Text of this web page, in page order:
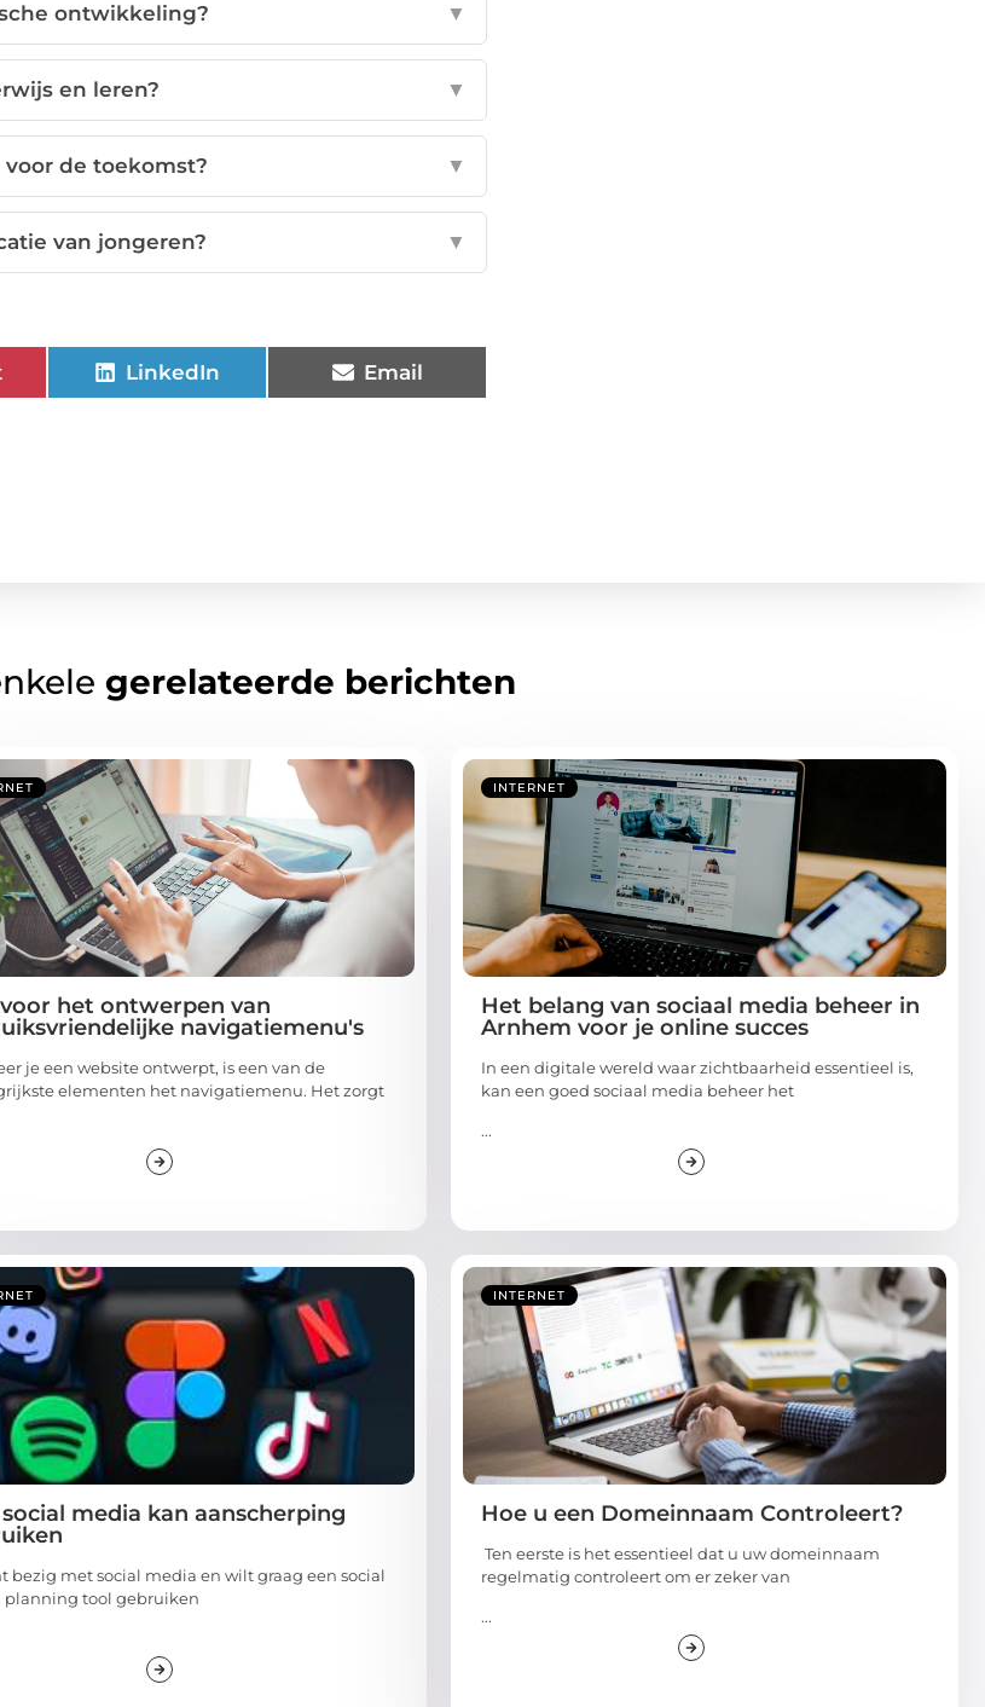
ontwikkeling? ▼
en leren? ▼
de toekomst? ▼
van jongeren? ▼
LinkedIn Email
gerelateerde berichten
het ontwerpen van
navigatiemenu's
je een website ontwerpt, is een van de
elementen het navigatiemenu. Het zorgt
INTERNET
Het belang van sociaal media beheer in
Arnhem voor je online succes
In een digitale wereld waar zichtbaarheid essentieel is,
kan een goed sociaal media beheer het
...
media kan aanscherping
bezig met social media en wilt graag een social
planning tool gebruiken
INTERNET
Hoe u een Domeinnaam Controleert?
Ten eerste is het essentieel dat u uw domeinnaam
regelmatig controleert om er zeker van
...